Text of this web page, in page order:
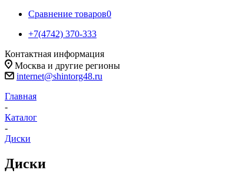
Сравнение товаров0
+7(4742) 370-333
Контактная информация
Москва и другие регионы
internet@shintorg48.ru
Главная
-
Каталог
-
Диски
Диски